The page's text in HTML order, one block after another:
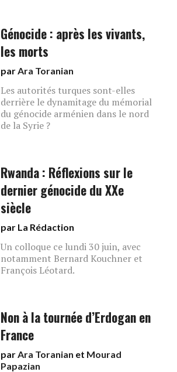
Génocide : après les vivants,
les morts
parAra Toranian
Les autorités turques sont-elles
derrière le dynamitage du mémorial
du génocide arménien dans le nord
de la Syrie ?
Rwanda : Réflexions sur le
dernier génocide du XXe
siècle
par La Rédaction
Un colloque ce lundi 30 juin, avec
notamment Bernard Kouchner et
François Léotard.
Non à la tournée d’Erdogan en
France
parAra Toranian et Mourad
Papazian